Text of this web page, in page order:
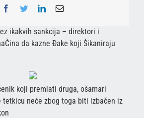
Facebook
TwitterLinkedInEmail
ikakvih sankcija – direktori i
da kazne Đake koji Šikaniraju
koji premlati druga, ošamari
neće zbog toga biti izbačen iz